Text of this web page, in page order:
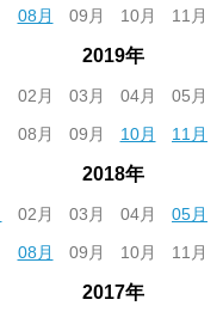
08月 09月 10月 11月
2019年
02月 03月 04月 05月
08月 09月 10月 11月
2018年
02月 03月 04月 05月
08月 09月 10月 11月
2017年